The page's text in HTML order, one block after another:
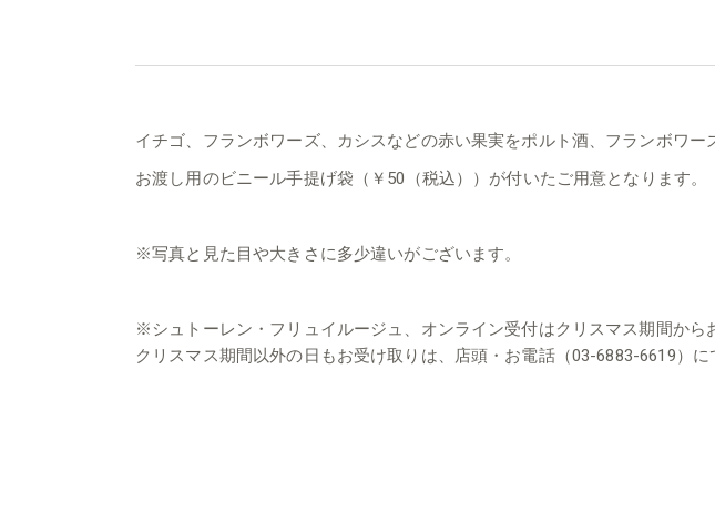
イチゴ、フランボワーズ、カシスなどの赤い果実をポルト酒、フランボワ
お渡し用のビニール手提げ袋（￥50（税込））が付いたご用意となります。
※写真と見た目や大きさに多少違いがございます。
※シュトーレン・フリュイルージュ、オンライン受付はクリスマス期間から
クリスマス期間以外の日もお受け取りは、店頭・お電話（03-6883-6619）に